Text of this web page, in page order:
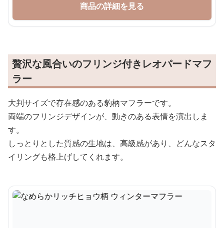
商品の詳細を見る
贅沢な風合いのフリンジ付きレオパードマフ
ラー
大判サイズで存在感のある豹柄マフラーです。
両端のフリンジデザインが、動きのある表情を演出しま
す。
しっとりとした質感の生地は、高級感があり、どんなスタ
イリングも格上げしてくれます。